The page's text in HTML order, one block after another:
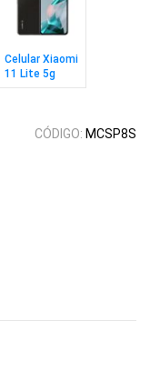
Celular Xiaomi
11 Lite 5g
8/128gb Black
CÓDIGO: MCSP8S